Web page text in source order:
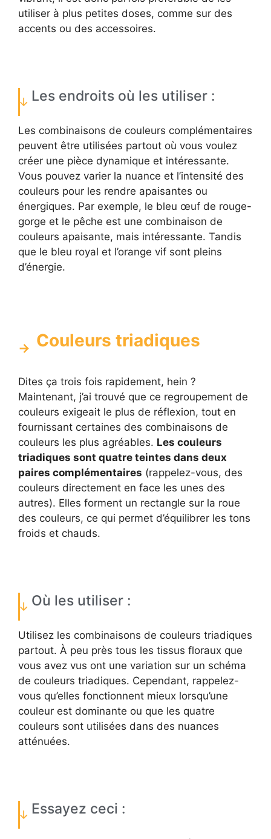
utiliser à plus petites doses, comme sur des
accents ou des accessoires.
Les endroits où les utiliser :
Les combinaisons de couleurs complémentaires
peuvent être utilisées partout où vous voulez
créer une pièce dynamique et intéressante.
Vous pouvez varier la nuance et l’intensité des
couleurs pour les rendre apaisantes ou
énergiques. Par exemple, le bleu œuf de rouge-
gorge et le pêche est une combinaison de
couleurs apaisante, mais intéressante. Tandis
que le bleu royal et l’orange vif sont pleins
d’énergie.
Couleurs triadiques
Dites ça trois fois rapidement, hein ?
Maintenant, j’ai trouvé que ce regroupement de
couleurs exigeait le plus de réflexion, tout en
fournissant certaines des combinaisons de
couleurs les plus agréables. Les couleurs
triadiques sont quatre teintes dans deux
paires complémentaires (rappelez-vous, des
couleurs directement en face les unes des
autres). Elles forment un rectangle sur la roue
des couleurs, ce qui permet d’équilibrer les tons
froids et chauds.
Où les utiliser :
Utilisez les combinaisons de couleurs triadiques
partout. À peu près tous les tissus floraux que
vous avez vus ont une variation sur un schéma
de couleurs triadiques. Cependant, rappelez-
vous qu’elles fonctionnent mieux lorsqu’une
couleur est dominante ou que les quatre
couleurs sont utilisées dans des nuances
atténuées.
Essayez ceci :